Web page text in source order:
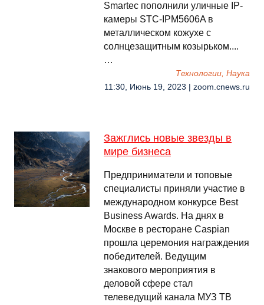
Smartec пополнили уличные IP-
камеры STC-IPM5606A в
металлическом кожухе с
солнцезащитным козырьком....
…
Технологии, Наука
11:30, Июнь 19, 2023 | zoom.cnews.ru
Зажглись новые звезды в
мире бизнеса
Предприниматели и топовые
специалисты приняли участие в
международном конкурсе Best
Business Awards. На днях в
Москве в ресторане Caspian
прошла церемония награждения
победителей. Ведущим
знакового мероприятия в
деловой сфере стал
телеведущий канала МУЗ ТВ